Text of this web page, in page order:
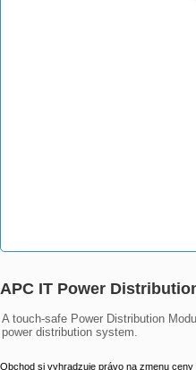
APC IT Power
A touch-safe Power Distribution
power distribution system.
Obchod si vyhradzuje právo na zmenu